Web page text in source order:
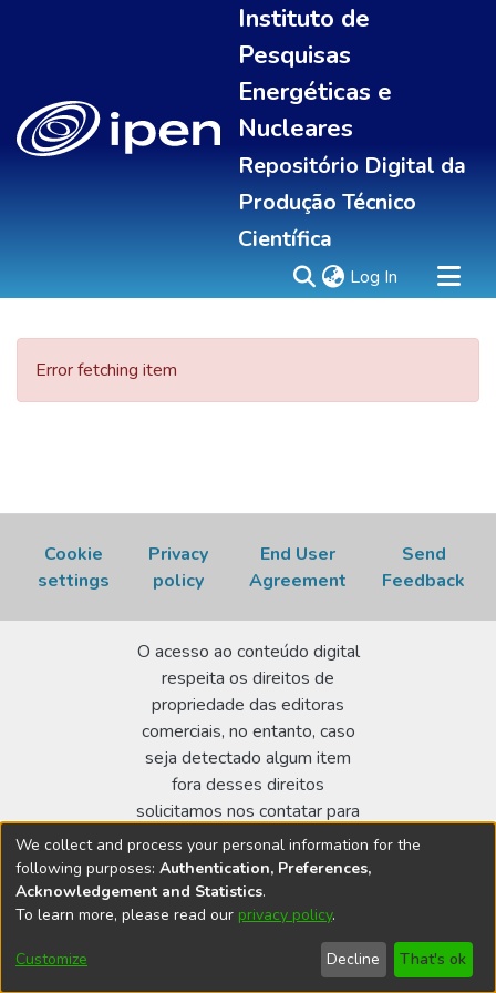
Instituto de
Pesquisas
Energéticas e
Nucleares
Repositório Digital da
Produção Técnico
Científica
Log In (current)
Error fetching item
Cookie
settings
Privacy
policy
End User
Agreement
Send
Feedback
O acesso ao conteúdo digital
respeita os direitos de
propriedade das editoras
comerciais, no entanto, caso
seja detectado algum item
fora desses direitos
solicitamos nos contatar para
realizar a regularização.
Biblioteca Terezine Arantes Ferraz
Av. Lineu Prestes 2242 - Cidade Universitária - CEP:
We collect and process your personal information for the
following purposes: Authentication, Preferences,
Acknowledgement and Statistics.
To learn more, please read our privacy policy.
Customize Decline That's ok